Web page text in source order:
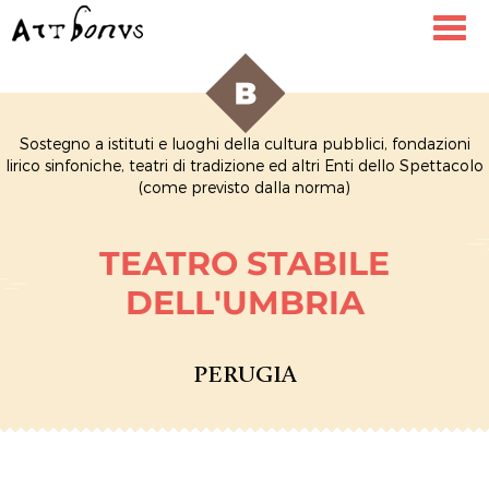
Sostegno a istituti e luoghi della cultura pubblici, fondazioni
lirico sinfoniche, teatri di tradizione ed altri Enti dello Spettacolo
(come previsto dalla norma)
TEATRO STABILE
DELL'UMBRIA
PERUGIA